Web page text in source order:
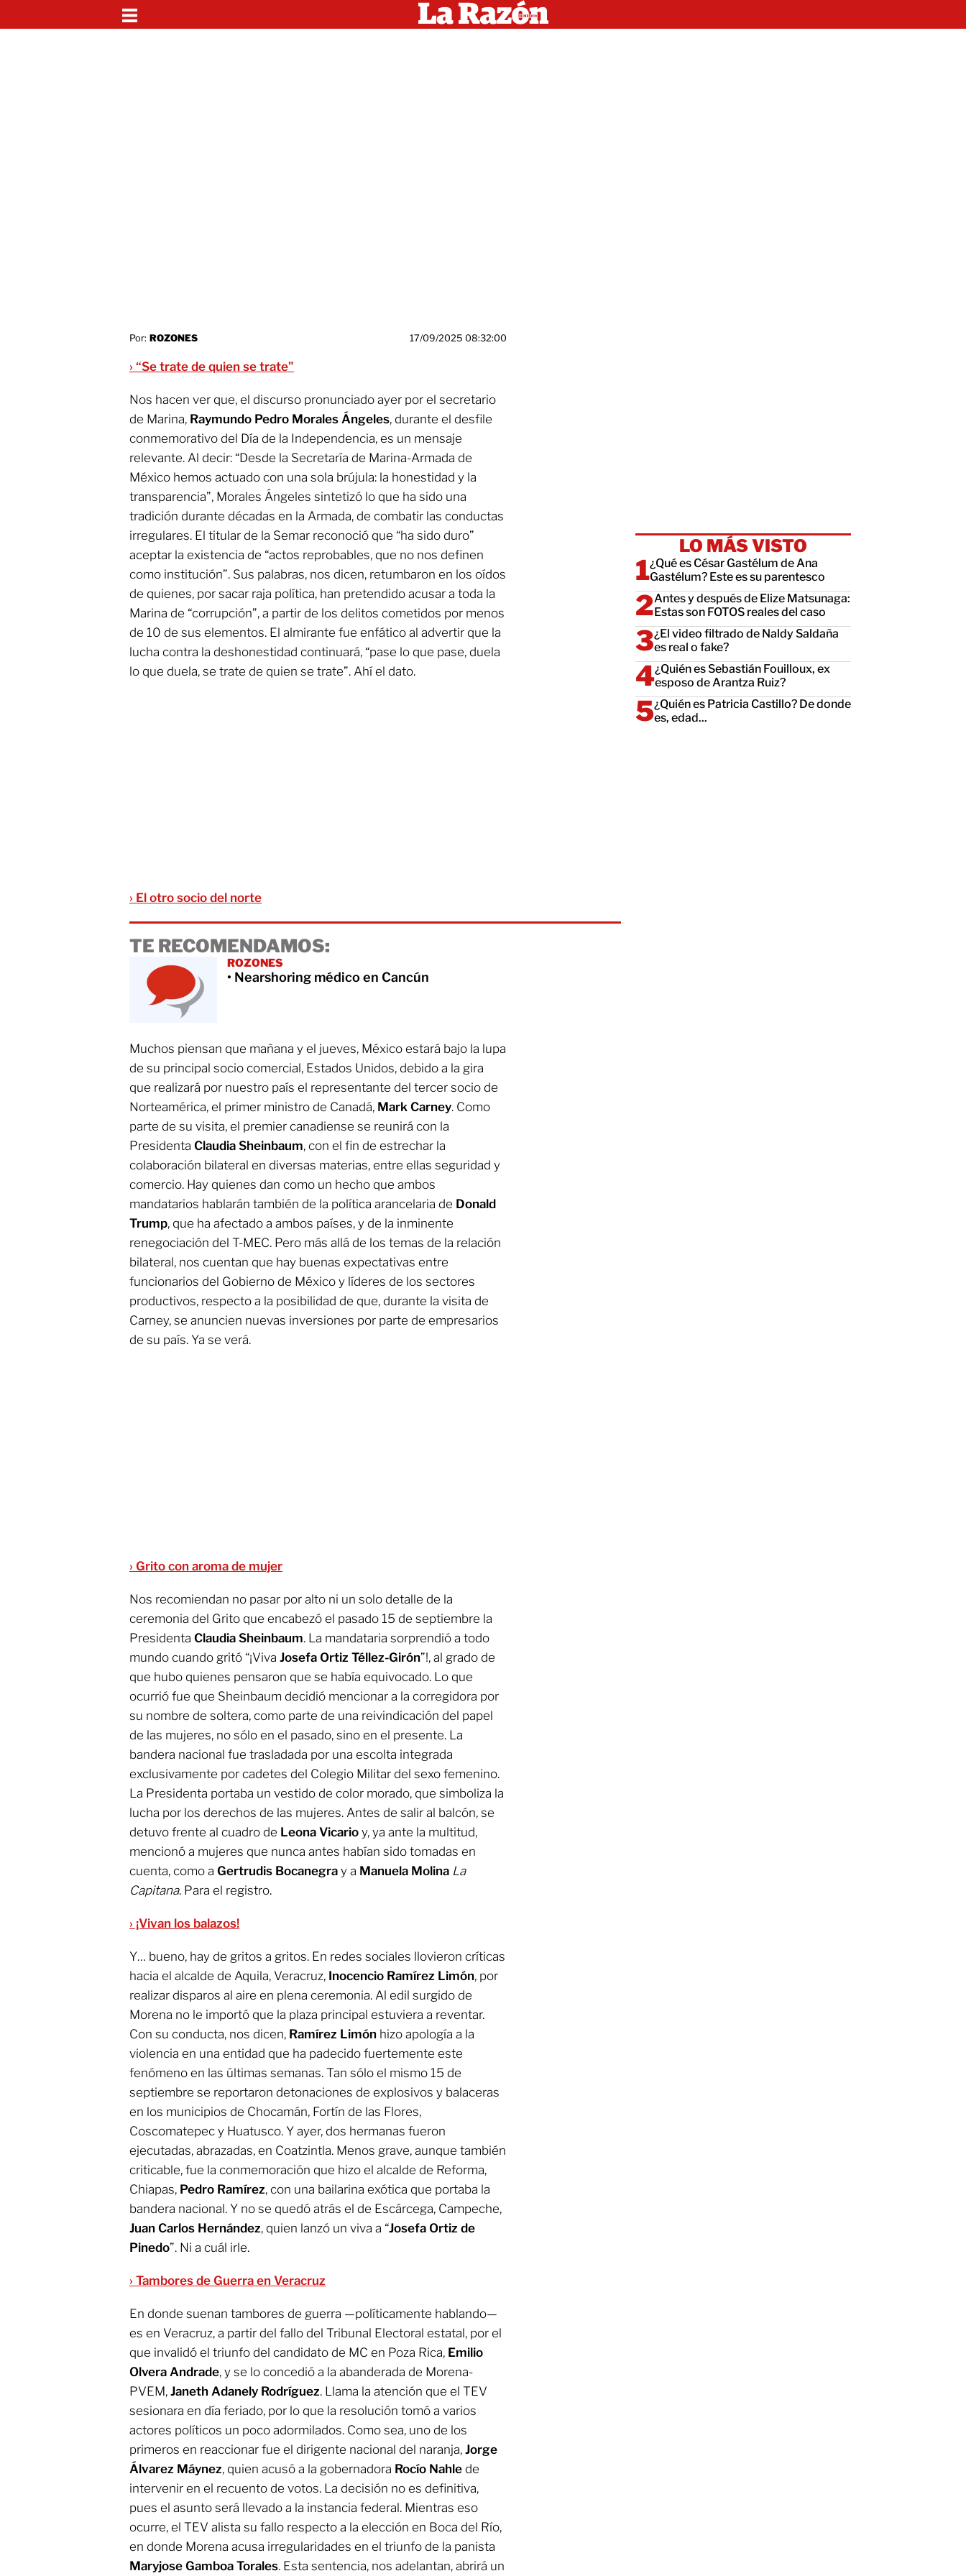
Por: ROZONES 17/09/2025 08:32:00
› “Se trate de quien se trate”
Nos hacen ver que, el discurso pronunciado ayer por el secretario
de Marina, Raymundo Pedro Morales Ángeles, durante el desfile
conmemorativo del Día de la Independencia, es un mensaje
relevante. Al decir: “Desde la Secretaría de Marina-Armada de
México hemos actuado con una sola brújula: la honestidad y la
transparencia”, Morales Ángeles sintetizó lo que ha sido una
tradición durante décadas en la Armada, de combatir las conductas
irregulares. El titular de la Semar reconoció que “ha sido duro”
aceptar la existencia de “actos reprobables, que no nos definen
como institución”. Sus palabras, nos dicen, retumbaron en los oídos
de quienes, por sacar raja política, han pretendido acusar a toda la
Marina de “corrupción”, a partir de los delitos cometidos por menos
de 10 de sus elementos. El almirante fue enfático al advertir que la
lucha contra la deshonestidad continuará, “pase lo que pase, duela
lo que duela, se trate de quien se trate”. Ahí el dato.
› El otro socio del norte
TE RECOMENDAMOS:
ROZONES
• Nearshoring médico en Cancún
Muchos piensan que mañana y el jueves, México estará bajo la lupa
de su principal socio comercial, Estados Unidos, debido a la gira
que realizará por nuestro país el representante del tercer socio de
Norteamérica, el primer ministro de Canadá, Mark Carney. Como
parte de su visita, el premier canadiense se reunirá con la
Presidenta Claudia Sheinbaum, con el fin de estrechar la
colaboración bilateral en diversas materias, entre ellas seguridad y
comercio. Hay quienes dan como un hecho que ambos
mandatarios hablarán también de la política arancelaria de Donald
Trump, que ha afectado a ambos países, y de la inminente
renegociación del T-MEC. Pero más allá de los temas de la relación
bilateral, nos cuentan que hay buenas expectativas entre
funcionarios del Gobierno de México y líderes de los sectores
productivos, respecto a la posibilidad de que, durante la visita de
Carney, se anuncien nuevas inversiones por parte de empresarios
de su país. Ya se verá.
› Grito con aroma de mujer
Nos recomiendan no pasar por alto ni un solo detalle de la
ceremonia del Grito que encabezó el pasado 15 de septiembre la
Presidenta Claudia Sheinbaum. La mandataria sorprendió a todo
mundo cuando gritó “¡Viva Josefa Ortiz Téllez-Girón”!, al grado de
que hubo quienes pensaron que se había equivocado. Lo que
ocurrió fue que Sheinbaum decidió mencionar a la corregidora por
su nombre de soltera, como parte de una reivindicación del papel
de las mujeres, no sólo en el pasado, sino en el presente. La
bandera nacional fue trasladada por una escolta integrada
exclusivamente por cadetes del Colegio Militar del sexo femenino.
La Presidenta portaba un vestido de color morado, que simboliza la
lucha por los derechos de las mujeres. Antes de salir al balcón, se
detuvo frente al cuadro de Leona Vicario y, ya ante la multitud,
mencionó a mujeres que nunca antes habían sido tomadas en
cuenta, como a Gertrudis Bocanegra y a Manuela Molina La
Capitana. Para el registro.
› ¡Vivan los balazos!
Y… bueno, hay de gritos a gritos. En redes sociales llovieron críticas
hacia el alcalde de Aquila, Veracruz, Inocencio Ramírez Limón, por
realizar disparos al aire en plena ceremonia. Al edil surgido de
Morena no le importó que la plaza principal estuviera a reventar.
Con su conducta, nos dicen, Ramírez Limón hizo apología a la
violencia en una entidad que ha padecido fuertemente este
fenómeno en las últimas semanas. Tan sólo el mismo 15 de
septiembre se reportaron detonaciones de explosivos y balaceras
en los municipios de Chocamán, Fortín de las Flores,
Coscomatepec y Huatusco. Y ayer, dos hermanas fueron
ejecutadas, abrazadas, en Coatzintla. Menos grave, aunque también
criticable, fue la conmemoración que hizo el alcalde de Reforma,
Chiapas, Pedro Ramírez, con una bailarina exótica que portaba la
bandera nacional. Y no se quedó atrás el de Escárcega, Campeche,
Juan Carlos Hernández, quien lanzó un viva a “Josefa Ortiz de
Pinedo”. Ni a cuál irle.
› Tambores de Guerra en Veracruz
En donde suenan tambores de guerra —políticamente hablando—
es en Veracruz, a partir del fallo del Tribunal Electoral estatal, por el
que invalidó el triunfo del candidato de MC en Poza Rica, Emilio
Olvera Andrade, y se lo concedió a la abanderada de Morena-
PVEM, Janeth Adanely Rodríguez. Llama la atención que el TEV
sesionara en día feriado, por lo que la resolución tomó a varios
actores políticos un poco adormilados. Como sea, uno de los
primeros en reaccionar fue el dirigente nacional del naranja, Jorge
Álvarez Máynez, quien acusó a la gobernadora Rocío Nahle de
intervenir en el recuento de votos. La decisión no es definitiva,
pues el asunto será llevado a la instancia federal. Mientras eso
ocurre, el TEV alista su fallo respecto a la elección en Boca del Río,
en donde Morena acusa irregularidades en el triunfo de la panista
Maryjose Gamboa Torales. Esta sentencia, nos adelantan, abrirá un
LO MÁS VISTO
¿Qué es César Gastélum de Ana
Gastélum? Este es su parentesco
Antes y después de Elize Matsunaga:
Estas son FOTOS reales del caso
¿El video filtrado de Naldy Saldaña
es real o fake?
¿Quién es Sebastián Fouilloux, ex
esposo de Arantza Ruiz?
¿Quién es Patricia Castillo? De donde
es, edad...